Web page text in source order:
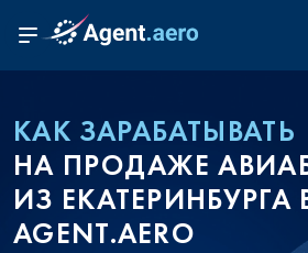
КАК ЗАРАБАТЫВАТЬ
НА ПРОДАЖЕ
ИЗ ЕКАТЕРИНБУРГА
AGENT.AERO